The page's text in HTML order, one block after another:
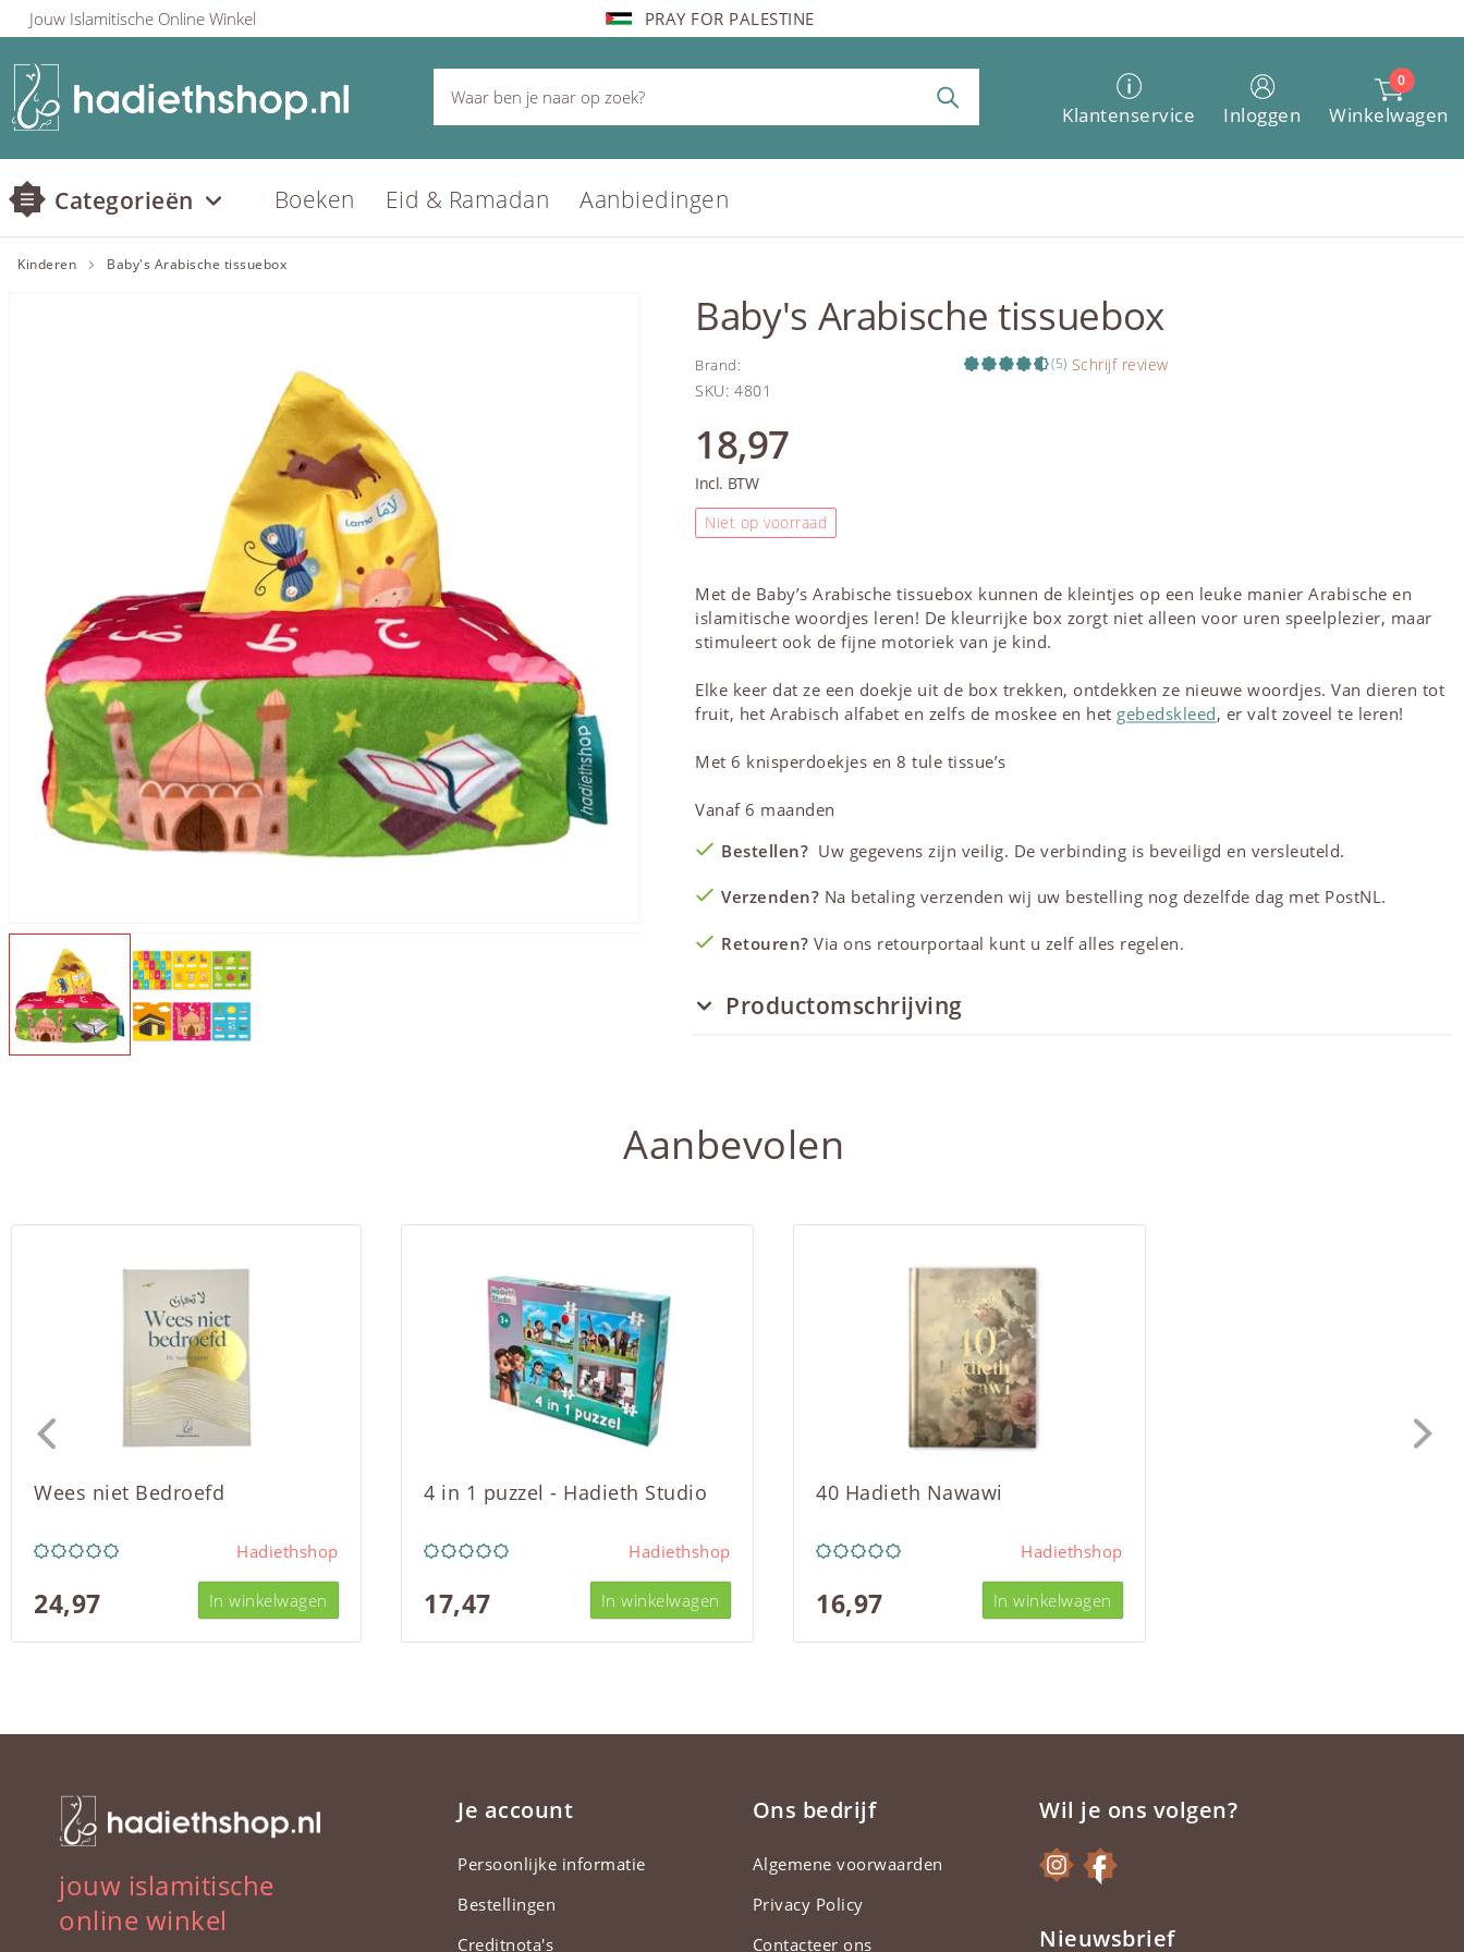
Jouw Islamitische Online Winkel PRAY FOR PALESTINE
Klantenservice Inloggen
0
Winkelwagen
Categorieën Boeken Eid & Ramadan Aanbiedingen
Kinderen Baby's Arabische tissuebox
Baby's Arabische tissuebox
Brand: (5) Schrijf review
SKU: 4801
18,97
Incl. BTW
Niet op voorraad
Met de Baby’s Arabische tissuebox kunnen de kleintjes op een leuke manier Arabische en
islamitische woordjes leren! De kleurrijke box zorgt niet alleen voor uren speelplezier, maar
stimuleert ook de fijne motoriek van je kind.
Elke keer dat ze een doekje uit de box trekken, ontdekken ze nieuwe woordjes. Van dieren tot
fruit, het Arabisch alfabet en zelfs de moskee en het gebedskleed, er valt zoveel te leren!
Met 6 knisperdoekjes en 8 tule tissue’s
Vanaf 6 maanden
Bestellen? Uw gegevens zijn veilig. De verbinding is beveiligd en versleuteld.
Verzenden? Na betaling verzenden wij uw bestelling nog dezelfde dag met PostNL.
Retouren? Via ons retourportaal kunt u zelf alles regelen.
Productomschrijving
Aanbevolen
Wees niet Bedroefd
Hadiethshop
24,97 In winkelwagen
4 in 1 puzzel - Hadieth Studio
Hadiethshop
17,47 In winkelwagen
40 Hadieth Nawawi
Hadiethshop
16,97 In winkelwagen
jouw islamitische
online winkel
Je account
Persoonlijke informatie
Bestellingen
Creditnota's
Ons bedrijf
Algemene voorwaarden
Privacy Policy
Contacteer ons
Wil je ons volgen?
Nieuwsbrief